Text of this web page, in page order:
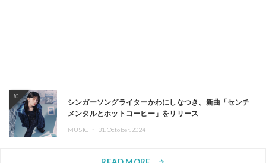
10
シンガーソングライターかわにしなつき、新曲「センチ
メンタルとホットコーヒー」をリリース
MUSIC ・ 31.October.2024